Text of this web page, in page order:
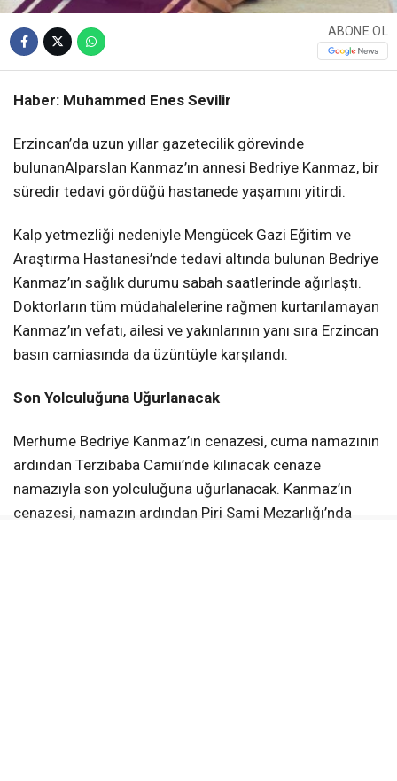
ABONE OL
Haber: Muhammed Enes Sevilir
Erzincan’da uzun yıllar gazetecilik görevinde
bulunanAlparslan Kanmaz’ın annesi Bedriye Kanmaz, bir
süredir tedavi gördüğü hastanede yaşamını yitirdi.
Kalp yetmezliği nedeniyle Mengücek Gazi Eğitim ve
Araştırma Hastanesi’nde tedavi altında bulunan Bedriye
Kanmaz’ın sağlık durumu sabah saatlerinde ağırlaştı.
Doktorların tüm müdahalelerine rağmen kurtarılamayan
Kanmaz’ın vefatı, ailesi ve yakınlarının yanı sıra Erzincan
basın camiasında da üzüntüyle karşılandı.
Son Yolculuğuna Uğurlanacak
Merhume Bedriye Kanmaz’ın cenazesi, cuma namazının
ardından Terzibaba Camii’nde kılınacak cenaze
namazıyla son yolculuğuna uğurlanacak. Kanmaz’ın
cenazesi, namazın ardından Piri Sami Mezarlığı’nda